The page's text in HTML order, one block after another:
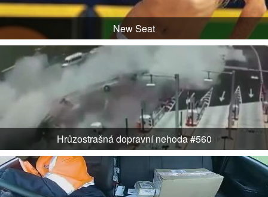
New Seat
Hrůzostrašná dopravní nehoda #560